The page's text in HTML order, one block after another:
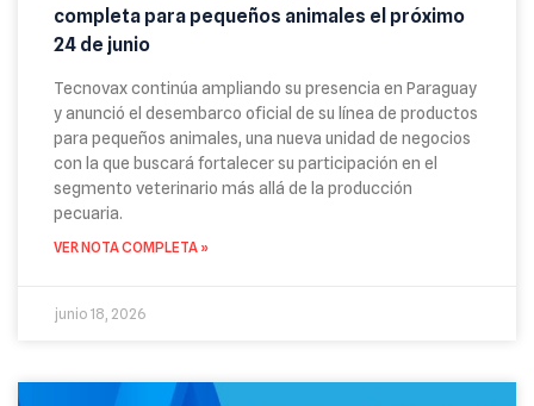
completa para pequeños animales el próximo
24 de junio
Tecnovax continúa ampliando su presencia en Paraguay
y anunció el desembarco oficial de su línea de productos
para pequeños animales, una nueva unidad de negocios
con la que buscará fortalecer su participación en el
segmento veterinario más allá de la producción
pecuaria.
VER NOTA COMPLETA »
junio 18, 2026